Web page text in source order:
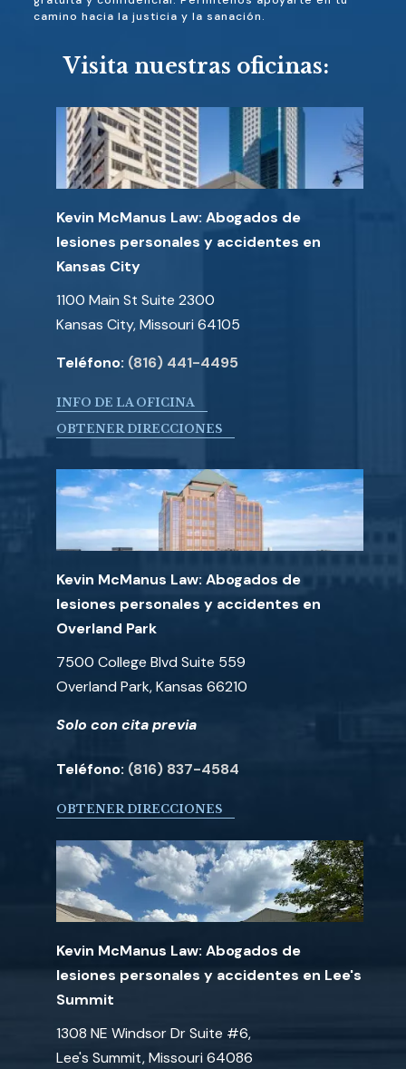
camino hacia la justicia y la sanación.
Visita nuestras oficinas:
Kevin McManus Law: Abogados de
lesiones personales y accidentes en
Kansas City
1100 Main St Suite 2300
Kansas City, Missouri 64105
Teléfono: (816) 441-4495
INFO DE LA OFICINA
OBTENER DIRECCIONES
Kevin McManus Law: Abogados de
lesiones personales y accidentes en
Overland Park
7500 College Blvd Suite 559
Overland Park, Kansas 66210
Solo con cita previa
Teléfono: (816) 837-4584
OBTENER DIRECCIONES
Kevin McManus Law: Abogados de
lesiones personales y accidentes en Lee's
Summit
1308 NE Windsor Dr Suite #6,
Lee's Summit, Missouri 64086